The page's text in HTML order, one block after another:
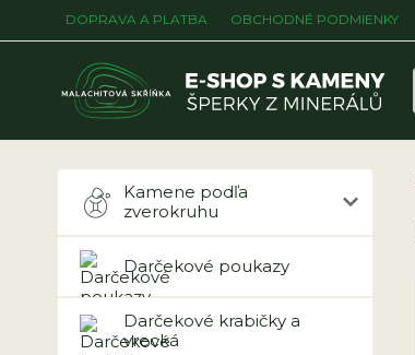
DOPRAVA A PLATBA OBCHODNÉ PODMIENKY
Kamene podľa
zverokruhu
Darčekové poukazy
Darčekové krabičky a
vrecká